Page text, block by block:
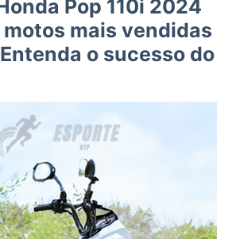
Pop 110i 2024
motos mais vendidas
o sucesso do